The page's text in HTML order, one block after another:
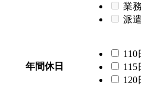
業
派
年間休日
110
115
120